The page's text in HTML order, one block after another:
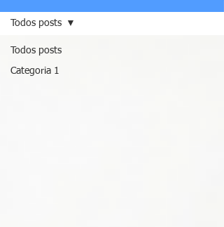
Todos posts
Categoria 1
Todos posts